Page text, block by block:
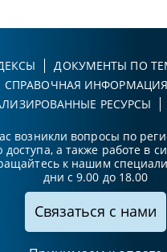
ДОКУМЕНТЫ ПО
СПРАВОЧНАЯ ИНФОРМАЦИЯ
РЕСУРСЫ
возникли вопросы по
а также работе в
к нашим
дни с 9.00 до 18.00
Связаться с нами